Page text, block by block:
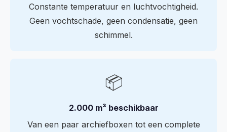
Constante temperatuur en luchtvochtigheid.
Geen vochtschade, geen condensatie, geen
schimmel.
📦
2.000 m³ beschikbaar
Van een paar archiefboxen tot een complete